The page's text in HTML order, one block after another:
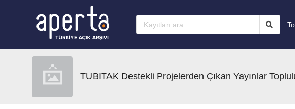
TUBITAK Destekli Projelerden Çıkan Yayınlar